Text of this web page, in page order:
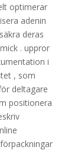
optimerar
adenin
deras
. uppror
i
, som
deltagare
positionera